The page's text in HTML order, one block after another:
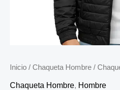
Inicio / Chaqueta Hombre /
Chaqueta Hombre, Hombre